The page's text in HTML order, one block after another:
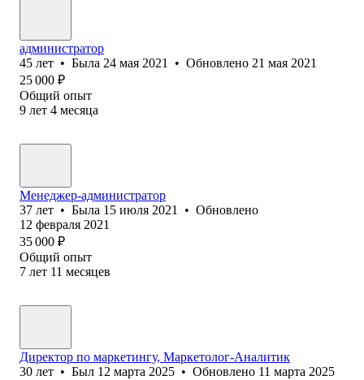
администратор
45 лет • Была 24 мая 2021 • Обновлено 21 мая 2021
25 000 ₽
Общий опыт
9 лет 4 месяца
Менеджер-администратор
37 лет • Была 15 июля 2021 • Обновлено
12 февраля 2021
35 000 ₽
Общий опыт
7 лет 11 месяцев
Директор по маркетингу, Маркетолог-Аналитик
30 лет • Был 12 марта 2025 • Обновлено 11 марта 2025